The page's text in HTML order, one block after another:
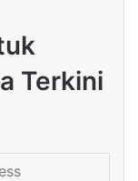
Terkini